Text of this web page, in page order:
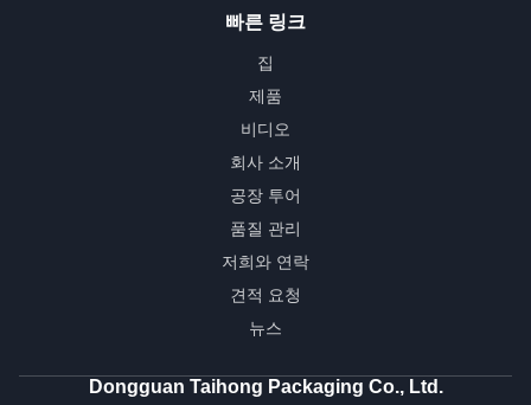
빠른 링크
집
제품
비디오
회사 소개
공장 투어
품질 관리
저희와 연락
견적 요청
뉴스
Dongguan Taihong Packaging Co., Ltd.